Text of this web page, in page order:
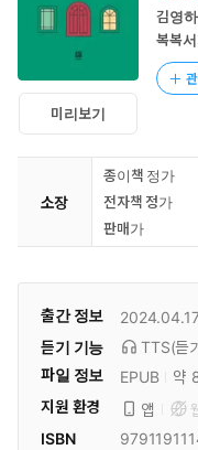
미리보기
김영하
복복
소장
종이책 정가
전자책 정가
판매가
출간 정보
듣기 기능
TTS(듣
파일 정보
EPUB 약
지원 환경
앱
ISBN